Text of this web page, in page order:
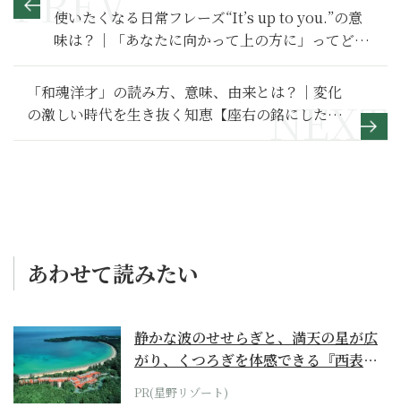
使いたくなる日常フレーズ“It’s up to you.”の意
味は？｜「あなたに向かって上の方に」ってどう
いうこと？【英語の泉】
「和魂洋才」の読み方、意味、由来とは？｜変化
の激しい時代を生き抜く知恵【座右の銘にしたい
言葉】
あわせて読みたい
静かな波のせせらぎと、満天の星が広
がり、くつろぎを体感できる『西表島
ホテル by...
PR(星野リゾート)